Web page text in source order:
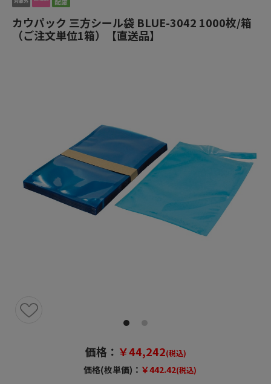
カウパック 三方シール袋 BLUE-3042 1000枚/箱
（ご注文単位1箱）【直送品】
価格： ￥44,242(税込)
価格(枚単価)： ￥442.42(税込)